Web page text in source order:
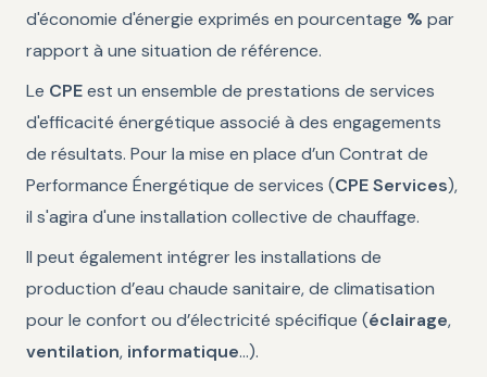
d'économie d'énergie exprimés en pourcentage % par
rapport à une situation de référence.
Le CPEest un ensemble de prestations de services
d'efficacité énergétique associé à des engagements
de résultats. Pour la mise en place d’un Contrat de
Performance Énergétique de services (CPE Services),
il s'agira d'une installation collective de chauffage.
Il peut également intégrer les installations de
production d’eau chaude sanitaire, de climatisation
pour le confort ou d’électricité spécifique (éclairage,
ventilation, informatique…).